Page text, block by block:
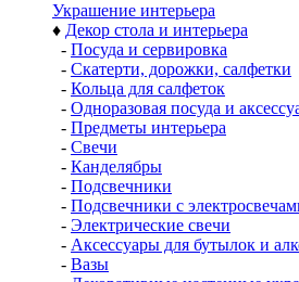
Украшение интерьера
♦ Декор стола и интерьера
- Посуда и сервировка
- Скатерти, дорожки, салфетки
- Кольца для салфеток
- Одноразовая посуда и
- Предметы интерьера
- Свечи
- Канделябры
- Подсвечники
- Подсвечники с
- Электрические свечи
- Аксессуары для бутылок и
- Вазы